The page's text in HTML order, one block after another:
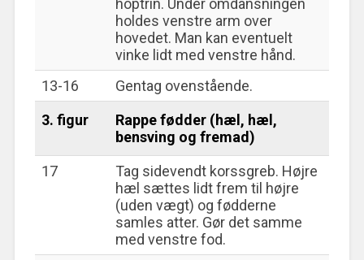
hoptrin. Under omdansningen
holdes venstre arm over
hovedet. Man kan eventuelt
vinke lidt med venstre hånd.
13-16
Gentag ovenstående.
3. figur
Rappe fødder (hæl, hæl,
bensving og fremad)
17
Tag sidevendt korssgreb. Højre
hæl sættes lidt frem til højre
(uden vægt) og fødderne
samles atter. Gør det samme
med venstre fod.